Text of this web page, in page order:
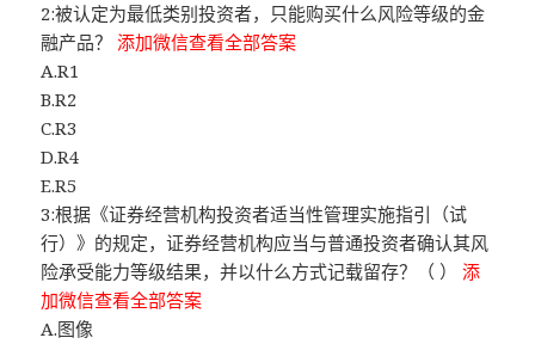
2:被认定为最低类别投资者，只能购买什么风险等级的金
融产品？添加微信查看全部答案
A.R1
B.R2
C.R3
D.R4
E.R5
3:根据《证券经营机构投资者适当性管理实施指引（试
行）》的规定，证券经营机构应当与普通投资者确认其风
险承受能力等级结果，并以什么方式记载留存？（ ）添
加微信查看全部答案
A.图像